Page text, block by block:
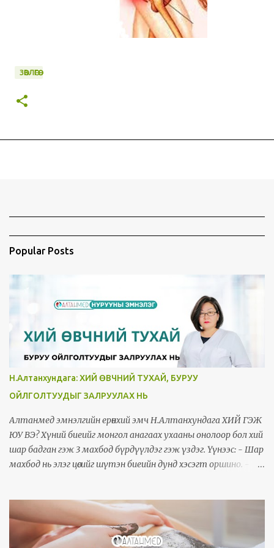
ЗӨВЛӨГӨӨ
Popular Posts
Н.Алтанхундага: ХИЙ ӨВЧНИЙ ТУХАЙ, БУРУУ
ОЙЛГОЛТУУДЫГ ЗАЛРУУЛАХ НЬ
Алтанмед эмнэлгийн ерөнхий эмч Н.Алтанхундага ХИЙ ГЭЖ
ЮУ ВЭ? Хүний биеийг монгол анагаах ухааны онолоор бол хий
шар бадган гэж 3 махбод бүрдүүлдэг гэж үздэг. Үүнээс: - Шар
махбод нь элэг цөсийг шүтэн биеийн дунд хэсэгт оршино. -
байгаа хий нь эрүүл үедээ доод биед голлон орших бөгөөд 5 цул
эрхтнээс зүрхэнд, 6 сав эрхтнээс гол судал, олгойд/бүдүүн
гэдэс/, 7 тамираас ясанд, 5 эрхтнээс чихэнд голлон оршино